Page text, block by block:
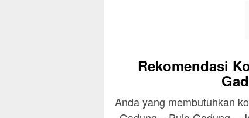
Rekomendasi
Anda yang membutuhkan